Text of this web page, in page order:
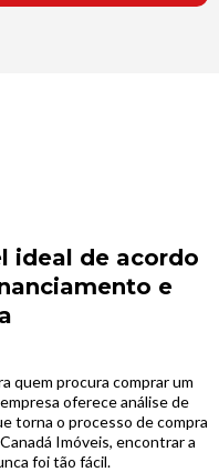
ideal de acordo
e
quem procura comprar um
oferece análise de
torna o processo de compra
Imóveis, encontrar a
foi tão fácil.